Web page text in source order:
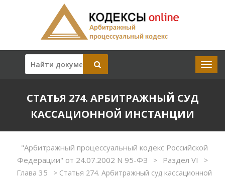
СТАТЬЯ 274. АРБИТРАЖНЫЙ СУД
КАССАЦИОННОЙ ИНСТАНЦИИ
"Арбитражный процессуальный кодекс Российской
Федерации" от 24.07.2002 N 95-ФЗ
> Раздел VI >
Глава 35 > Статья 274. Арбитражный суд кассационной